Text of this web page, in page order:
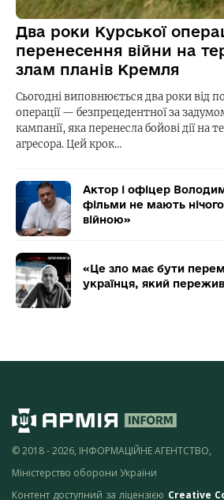
Два роки Курської
перенесення війни на
злам планів Кремля
Сьогодні виповнюється два роки від
операції — безпрецедентної за
кампанії, яка перенесла бойові дії на
агресора. Цей крок…
Актор і офіцер
фільми не мають нічого
війною»
«Це зло має бути
українця, який
© 2018 - 2026, ІНФОРМАЦІЙНЕ АГЕНТСТВО,
Міністерство оборони України
Контент доступний за ліцензією Creative